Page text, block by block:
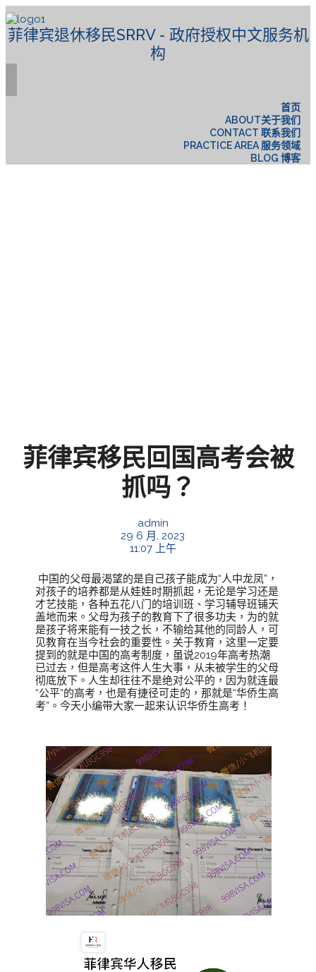
菲律宾退休移民SRRV - 政府授权中文服务机
构
首页
ABOUT关于我们
CONTACT 联系我们
PRACTICE AREA 服务领域
BLOG 博客
菲律宾移民回国高考会被
抓吗？
admin
29 6 月, 2023
11:07 上午
中国的父母最渴望的是自己孩子能成为“人中龙凤”，
对孩子的培养都是从娃娃时期抓起，无论是学习还是
才艺技能，各种五花八门的培训班、学习辅导班铺天
盖地而来。父母为孩子的教育下了很多功夫，为的就
是孩子将来能有一技之长，不输给其他的同龄人，可
见教育在当今社会的重要性。关于教育，这里一定要
提到的就是中国的高考制度，虽说2019年高考热潮
已过去，但是高考这件人生大事，从未被学生的父母
彻底放下。人生却往往不是绝对公平的，因为就连最
“公平”的高考，也是有捷径可走的，那就是“华侨生高
考”。今天小编带大家一起来认识华侨生高考！